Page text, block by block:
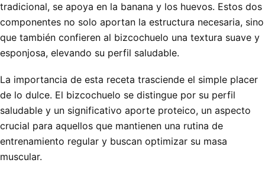
tradicional, se apoya en la banana y los huevos. Estos dos
componentes no solo aportan la estructura necesaria, sino
que también confieren al bizcochuelo una textura suave y
esponjosa, elevando su perfil saludable.
La importancia de esta receta trasciende el simple placer
de lo dulce. El bizcochuelo se distingue por su perfil
saludable y un significativo aporte proteico, un aspecto
crucial para aquellos que mantienen una rutina de
entrenamiento regular y buscan optimizar su masa
muscular.